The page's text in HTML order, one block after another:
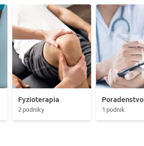
Fyzioterapia
2 podniky
Poradenstvo
1 podnik